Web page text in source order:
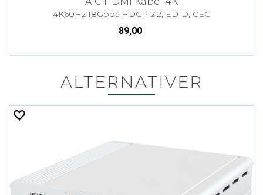
4K60Hz 18Gbps HDCP 2.2, EDID, CEC
89,00
ALTERNATIVER